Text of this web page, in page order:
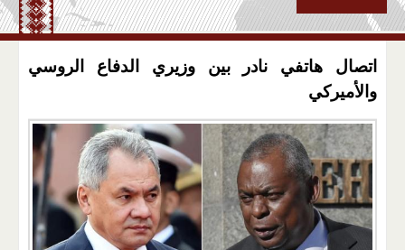
اتصال هاتفي نادر بين وزيري الدفاع الروسي
والأميركي